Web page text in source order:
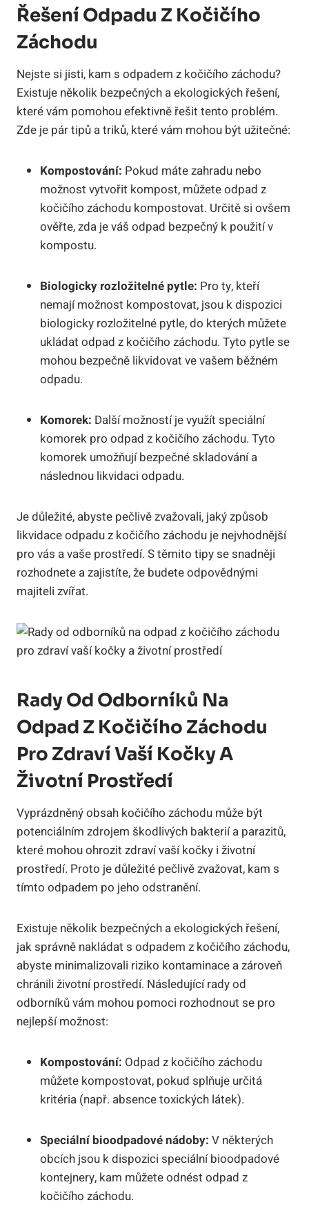
Řešení Odpadu Z Kočičího
Záchodu
Nejste si jisti, kam s odpadem z kočičího záchodu?
Existuje několik bezpečných a ekologických řešení,
které vám pomohou efektivně řešit tento problém.
Zde je pár tipů a triků, které vám mohou být užitečné:
Kompostování: Pokud máte zahradu nebo
možnost vytvořit kompost, můžete odpad z
kočičího záchodu kompostovat. Určitě si ovšem
ověřte, zda je váš odpad bezpečný k použití v
kompostu.
Biologicky rozložitelné pytle: Pro ty, kteří
nemají možnost kompostovat, jsou k dispozici
biologicky rozložitelné pytle, do kterých můžete
ukládat odpad z kočičího záchodu. Tyto pytle se
mohou bezpečně likvidovat ve vašem běžném
odpadu.
Komorek: Další možností je využít speciální
komorek pro odpad z kočičího záchodu. Tyto
komorek umožňují bezpečné skladování a
následnou likvidaci odpadu.
Je důležité, abyste pečlivě zvažovali, jaký způsob
likvidace odpadu z kočičího záchodu je nejvhodnější
pro vás a vaše prostředí. S těmito tipy se snadněji
rozhodnete a zajistíte, že budete odpovědnými
majiteli zvířat.
Rady Od Odborníků Na
Odpad Z Kočičího Záchodu
Pro Zdraví Vaší Kočky A
Životní Prostředí
Vyprázdněný obsah kočičího záchodu může být
potenciálním zdrojem škodlivých bakterií a parazitů,
které mohou ohrozit zdraví vaší kočky i životní
prostředí. Proto je důležité pečlivě zvažovat, kam s
tímto odpadem po jeho odstranění.
Existuje několik bezpečných a ekologických řešení,
jak správně nakládat s odpadem z kočičího záchodu,
abyste minimalizovali riziko kontaminace a zároveň
chránili životní prostředí. Následující rady od
odborníků vám mohou pomoci rozhodnout se pro
nejlepší možnost:
Kompostování: Odpad z kočičího záchodu
můžete kompostovat, pokud splňuje určitá
kritéria (např. absence toxických látek).
Speciální bioodpadové nádoby: V některých
obcích jsou k dispozici speciální bioodpadové
kontejnery, kam můžete odnést odpad z
kočičího záchodu.